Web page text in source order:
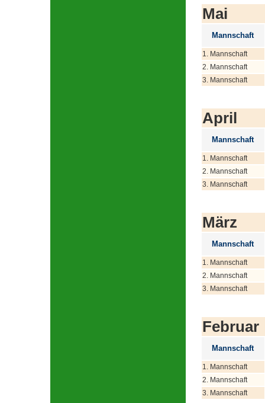
Mai
Mannschaft
1. Mannschaft
2. Mannschaft
3. Mannschaft
April
Mannschaft
1. Mannschaft
2. Mannschaft
3. Mannschaft
März
Mannschaft
1. Mannschaft
2. Mannschaft
3. Mannschaft
Februar
Mannschaft
1. Mannschaft
2. Mannschaft
3. Mannschaft